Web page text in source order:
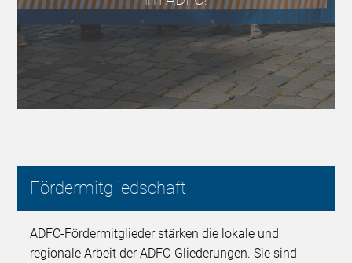
Fördermitgliedschaft
ADFC-Fördermitglieder stärken die lokale und
regionale Arbeit der ADFC-Gliederungen. Sie sind